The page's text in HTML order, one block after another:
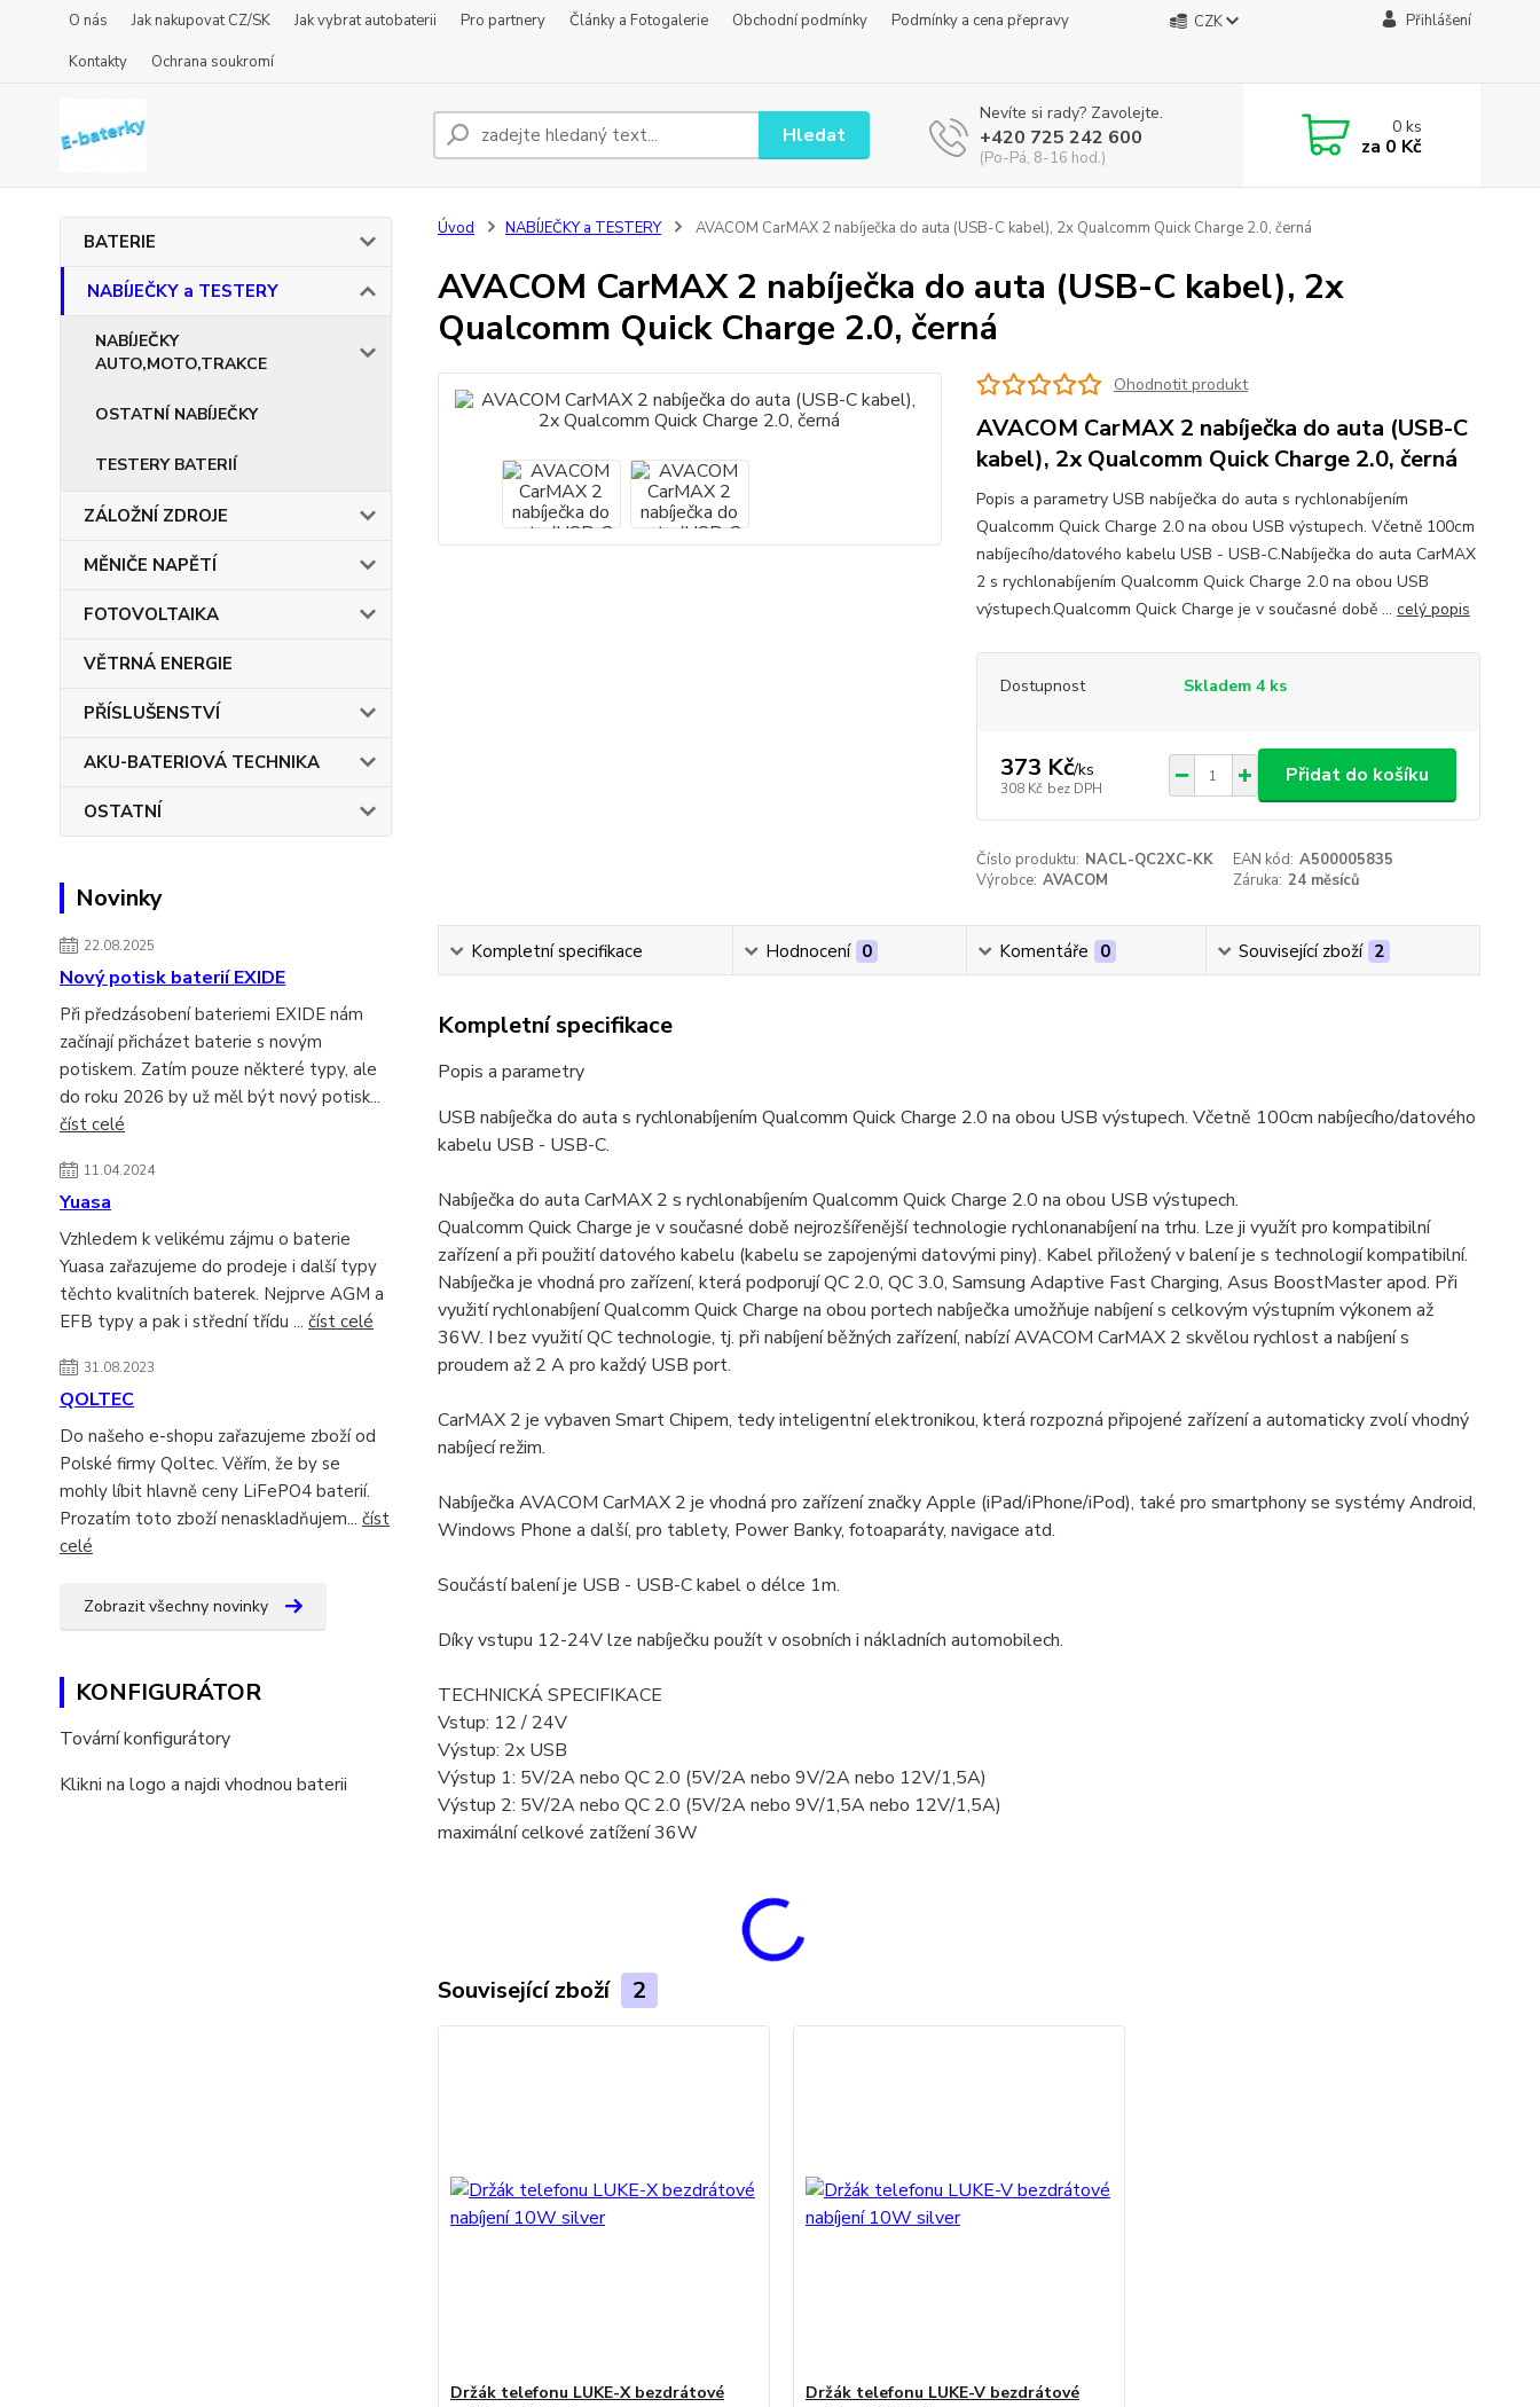
O nás Jak nakupovat CZ/SK Jak vybrat autobaterii Pro partnery Články a Fotogalerie Obchodní podmínky
Podmínky a cena přepravy
Kontakty
Ochrana soukromí
CZK Přihlášení
Hledat
Nevíte si rady? Zavolejte.
+420 725 242 600
(Po-Pá, 8-16 hod.)
0ks
za 0 Kč
BATERIE
NABÍJEČKY a TESTERY
NABÍJEČKY
AUTO,MOTO,TRAKCE
OSTATNÍ NABÍJEČKY
TESTERY BATERIÍ
ZÁLOŽNÍ ZDROJE
MĚNIČE NAPĚTÍ
FOTOVOLTAIKA
VĚTRNÁ ENERGIE
PŘÍSLUŠENSTVÍ
AKU-BATERIOVÁ TECHNIKA
OSTATNÍ
Novinky
22.08.2025
Nový potisk baterií EXIDE
Při předzásobení bateriemi EXIDE nám
začínají přicházet baterie s novým
potiskem. Zatím pouze některé typy, ale
do roku 2026 by už měl být nový potisk...
číst celé
11.04.2024
Yuasa
Vzhledem k velikému zájmu o baterie
Yuasa zařazujeme do prodeje i další typy
těchto kvalitních baterek. Nejprve AGM a
EFB typy a pak i střední třídu ... číst celé
31.08.2023
QOLTEC
Do našeho e-shopu zařazujeme zboží od
Polské firmy Qoltec. Věřím, že by se
mohly líbit hlavně ceny LiFePO4 baterií.
Prozatím toto zboží nenaskladňujem... číst
celé
Zobrazit všechny novinky
KONFIGURÁTOR
Tovární konfigurátory
Klikni na logo a najdi vhodnou baterii
Úvod NABÍJEČKY a TESTERY AVACOM CarMAX 2 nabíječka do auta (USB-C kabel), 2x Qualcomm Quick Charge 2.0, černá
AVACOM CarMAX 2 nabíječka do auta (USB-C kabel), 2x
Qualcomm Quick Charge 2.0, černá
Ohodnotit produkt
AVACOM CarMAX 2 nabíječka do auta (USB-C
kabel), 2x Qualcomm Quick Charge 2.0, černá
Popis a parametry USB nabíječka do auta s rychlonabíjením
Qualcomm Quick Charge 2.0 na obou USB výstupech. Včetně 100cm
nabíjecího/datového kabelu USB - USB-C.Nabíječka do auta CarMAX
2 s rychlonabíjením Qualcomm Quick Charge 2.0 na obou USB
výstupech.Qualcomm Quick Charge je v současné době ... celý popis
Dostupnost Skladem 4 ks
373 Kč/ks
308 Kč bez DPH
Přidat do košíku
Číslo produktu: NACL-QC2XC-KK EAN kód: A500005835
Výrobce: AVACOM Záruka: 24 měsíců
Kompletní specifikace Hodnocení 0 Komentáře 0 Související zboží 2
Kompletní specifikace
Popis a parametry
USB nabíječka do auta s rychlonabíjením Qualcomm Quick Charge 2.0 na obou USB výstupech. Včetně 100cm nabíjecího/datového
kabelu USB - USB-C.
Nabíječka do auta CarMAX 2 s rychlonabíjením Qualcomm Quick Charge 2.0 na obou USB výstupech.
Qualcomm Quick Charge je v současné době nejrozšířenější technologie rychlonanabíjení na trhu. Lze ji využít pro kompatibilní
zařízení a při použití datového kabelu (kabelu se zapojenými datovými piny). Kabel přiložený v balení je s technologií kompatibilní.
Nabíječka je vhodná pro zařízení, která podporují QC 2.0, QC 3.0, Samsung Adaptive Fast Charging, Asus BoostMaster apod. Při
využití rychlonabíjení Qualcomm Quick Charge na obou portech nabíječka umožňuje nabíjení s celkovým výstupním výkonem až
36W. I bez využití QC technologie, tj. při nabíjení běžných zařízení, nabízí AVACOM CarMAX 2 skvělou rychlost a nabíjení s
proudem až 2 A pro každý USB port.
CarMAX 2 je vybaven Smart Chipem, tedy inteligentní elektronikou, která rozpozná připojené zařízení a automaticky zvolí vhodný
nabíjecí režim.
Nabíječka AVACOM CarMAX 2 je vhodná pro zařízení značky Apple (iPad/iPhone/iPod), také pro smartphony se systémy Android,
Windows Phone a další, pro tablety, Power Banky, fotoaparáty, navigace atd.
Součástí balení je USB - USB-C kabel o délce 1m.
Díky vstupu 12-24V lze nabíječku použít v osobních i nákladních automobilech.
TECHNICKÁ SPECIFIKACE
Vstup: 12 / 24V
Výstup: 2x USB
Výstup 1: 5V/2A nebo QC 2.0 (5V/2A nebo 9V/2A nebo 12V/1,5A)
Výstup 2: 5V/2A nebo QC 2.0 (5V/2A nebo 9V/1,5A nebo 12V/1,5A)
maximální celkové zatížení 36W
Související zboží 2
Držák telefonu LUKE-X bezdrátové
Držák telefonu LUKE-V bezdrátové